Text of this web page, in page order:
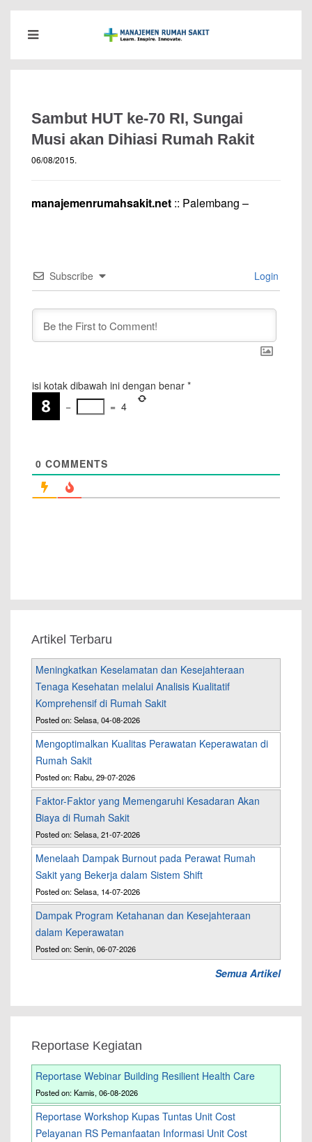
Sambut HUT ke-70 RI, Sungai
Musi akan Dihiasi Rumah Rakit
06/08/2015.
manajemenrumahsakit.net :: Palembang –
Subscribe Login
isi kotak dibawah ini dengan benar *
−
= 4
0 COMMENTS
Artikel Terbaru
Meningkatkan Keselamatan dan Kesejahteraan
Tenaga Kesehatan melalui Analisis Kualitatif
Komprehensif di Rumah Sakit
Posted on: Selasa, 04-08-2026
Mengoptimalkan Kualitas Perawatan Keperawatan di
Rumah Sakit
Posted on: Rabu, 29-07-2026
Faktor-Faktor yang Memengaruhi Kesadaran Akan
Biaya di Rumah Sakit
Posted on: Selasa, 21-07-2026
Menelaah Dampak Burnout pada Perawat Rumah
Sakit yang Bekerja dalam Sistem Shift
Posted on: Selasa, 14-07-2026
Dampak Program Ketahanan dan Kesejahteraan
dalam Keperawatan
Posted on: Senin, 06-07-2026
Semua Artikel
Reportase Kegiatan
Reportase Webinar Building Resilient Health Care
Posted on: Kamis, 06-08-2026
Reportase Workshop Kupas Tuntas Unit Cost
Pelayanan RS Pemanfaatan Informasi Unit Cost